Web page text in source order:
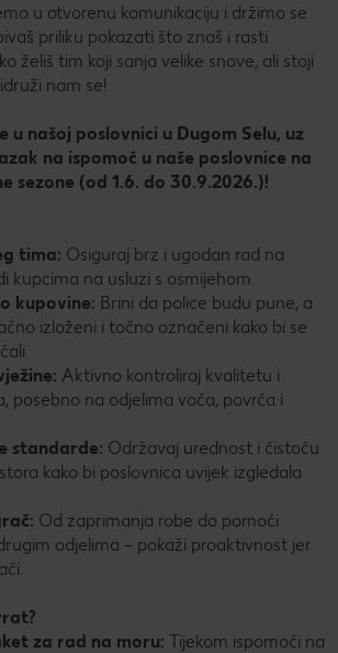
u otvorenu komunikaciju i držimo se
priliku pokazati što znaš i rasti
želiš tim koji sanja velike snove, ali stoji
nam se!
u našoj poslovnici u Dugom Selu, uz
na ispomoć u naše poslovnice na
sezone (od 1.6. do 30.9.2026.)!
tima: Osiguraj brz i ugodan rad na
kupcima na usluzi s osmijehom.
kupovine: Brini da police budu pune, a
izloženi i točno označeni kako bi se
Aktivno kontroliraj kvalitetu i
posebno na odjelima voća, povrća i
standarde: Održavaj urednost i čistoću
kako bi poslovnica uvijek izgledala
Od zaprimanja robe do pomoći
odjelima – pokaži proaktivnost jer
za rad na moru: Tijekom ispomoći na